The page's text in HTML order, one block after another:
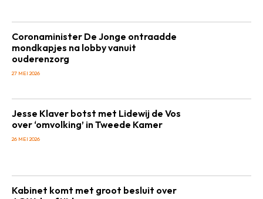
Coronaminister De Jonge ontraadde
mondkapjes na lobby vanuit
ouderenzorg
27 MEI 2026
Jesse Klaver botst met Lidewij de Vos
over ‘omvolking’ in Tweede Kamer
26 MEI 2026
Kabinet komt met groot besluit over